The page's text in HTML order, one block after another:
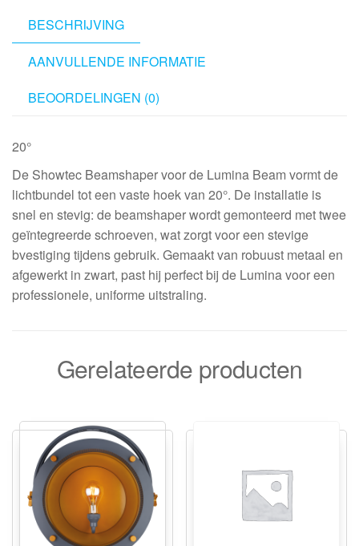
BESCHRIJVING
AANVULLENDE INFORMATIE
BEOORDELINGEN (0)
20°
De Showtec Beamshaper voor de Lumina Beam vormt de
lichtbundel tot een vaste hoek van 20°. De installatie is
snel en stevig: de beamshaper wordt gemonteerd met twee
geïntegreerde schroeven, wat zorgt voor een stevige
bvestiging tijdens gebruik. Gemaakt van robuust metaal en
afgewerkt in zwart, past hij perfect bij de Lumina voor een
professionele, uniforme uitstraling.
Gerelateerde producten